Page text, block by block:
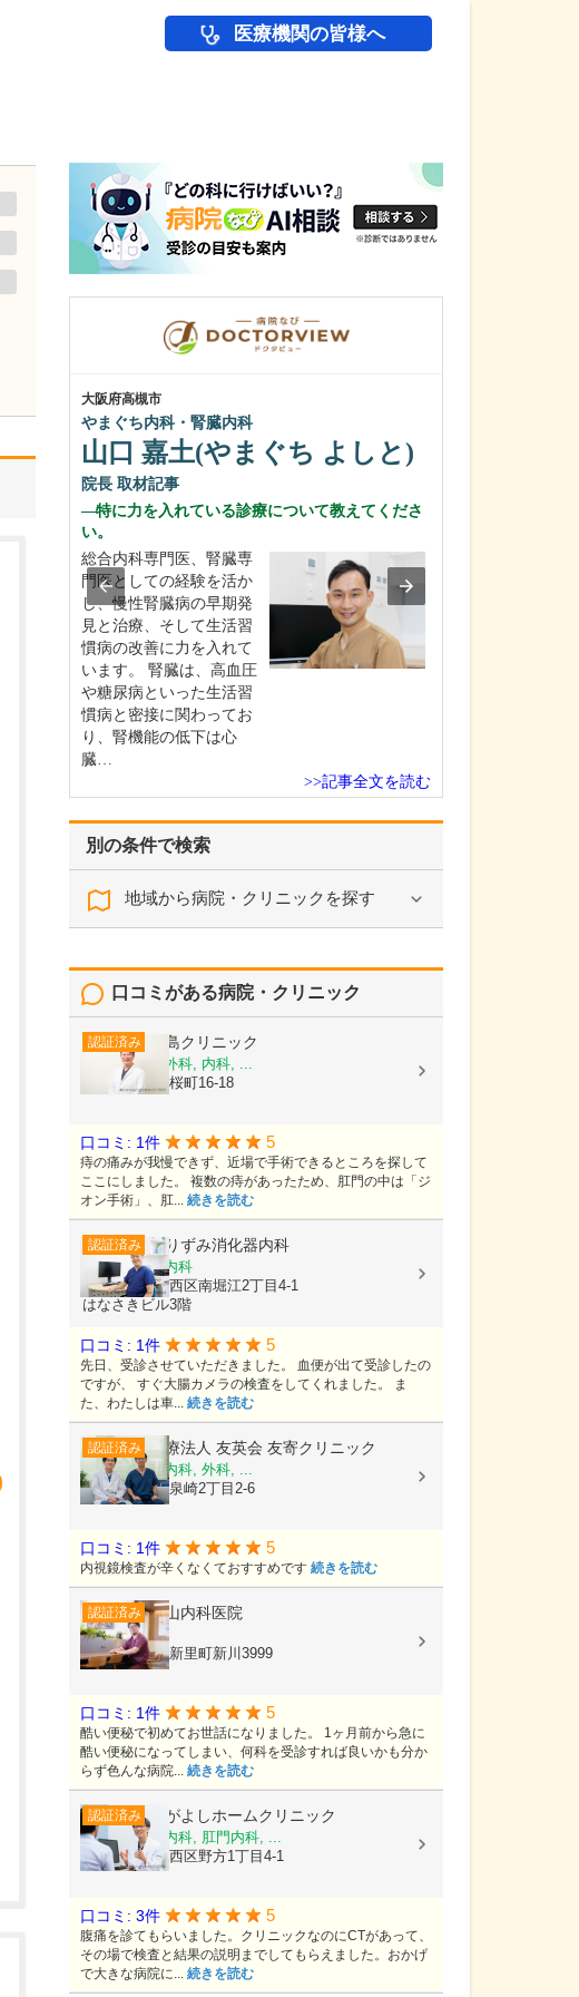
医療機関の皆様へ
別の条件で検索
地域から病院・クリニックを探す
口コミがある病院・クリニック
認証済み 尾島クリニック
消化器内科, 外科, 内科, ...
富山県射水市桜町16-18
口コミ: 1件 5
痔の痛みが我慢できず、近場で手術できるところを探して
ここにしました。 複数の痔があったため、肛門の中は「ジ
オン手術」、肛... 続きを読む
認証済み ありずみ消化器内科
内科, 消化器内科
大阪府大阪市西区南堀江2丁目4-1
はなさきビル3階
口コミ: 1件 5
先日、受診させていただきました。 血便が出て受診したの
ですが、 すぐ大腸カメラの検査をしてくれました。 ま
た、わたしは車... 続きを読む
認証済み 医療法人 友英会 友寄クリニック
内科, 消化器内科, 外科, ...
沖縄県那覇市泉崎2丁目2-6
口コミ: 1件 5
内視鏡検査が辛くなくておすすめです 続きを読む
認証済み 下山内科医院
内科
群馬県桐生市新里町新川3999
口コミ: 1件 5
酷い便秘で初めてお世話になりました。 1ヶ月前から急に
酷い便秘になってしまい、何科を受診すれば良いかも分か
らず色んな病院... 続きを読む
認証済み ながよしホームクリニック
内科, 消化器内科, 肛門内科, ...
福岡県福岡市西区野方1丁目4-1
口コミ: 3件 5
腹痛を診てもらいました。クリニックなのにCTがあって、
その場で検査と結果の説明までしてもらえました。おかげ
で大きな病院に... 続きを読む
大阪府高槻市
やまぐち内科・腎臓内科
山口 嘉土(やまぐち よしと)
院長 取材記事
特に力を入れている診療について教えてくださ
い。
総合内科専門医、腎臓専
門医としての経験を活か
し、慢性腎臓病の早期発
見と治療、そして生活習
慣病の改善に力を入れて
います。 腎臓は、高血圧
や糖尿病といった生活習
慣病と密接に関わってお
り、腎機能の低下は心
臓…
>>記事全文を読む